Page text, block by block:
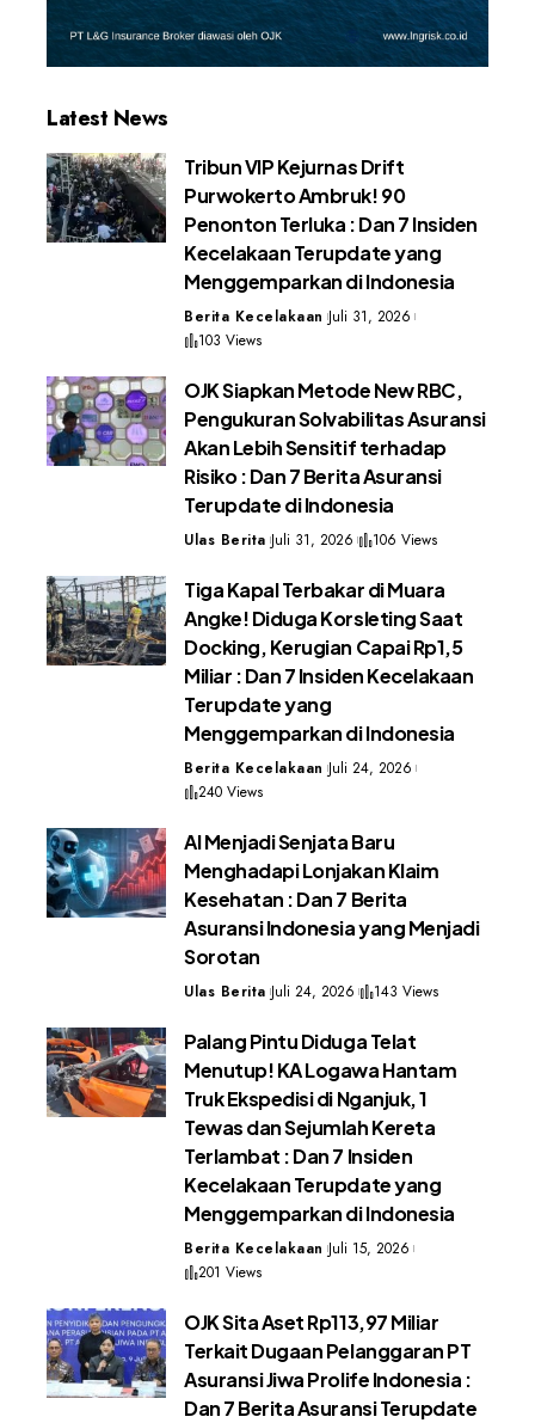
Latest News
Tribun VIP Kejurnas Drift
Purwokerto Ambruk! 90
Penonton Terluka : Dan 7 Insiden
Kecelakaan Terupdate yang
Menggemparkan di Indonesia
Berita Kecelakaan Juli 31, 2026
103 Views
OJK Siapkan Metode New RBC,
Pengukuran Solvabilitas Asuransi
Akan Lebih Sensitif terhadap
Risiko : Dan 7 Berita Asuransi
Terupdate di Indonesia
Ulas Berita Juli 31, 2026 106 Views
Tiga Kapal Terbakar di Muara
Angke! Diduga Korsleting Saat
Docking, Kerugian Capai Rp1,5
Miliar : Dan 7 Insiden Kecelakaan
Terupdate yang
Menggemparkan di Indonesia
Berita Kecelakaan Juli 24, 2026
240 Views
AI Menjadi Senjata Baru
Menghadapi Lonjakan Klaim
Kesehatan : Dan 7 Berita
Asuransi Indonesia yang Menjadi
Sorotan
Ulas Berita Juli 24, 2026 143 Views
Palang Pintu Diduga Telat
Menutup! KA Logawa Hantam
Truk Ekspedisi di Nganjuk, 1
Tewas dan Sejumlah Kereta
Terlambat : Dan 7 Insiden
Kecelakaan Terupdate yang
Menggemparkan di Indonesia
Berita Kecelakaan Juli 15, 2026
201 Views
OJK Sita Aset Rp113,97 Miliar
Terkait Dugaan Pelanggaran PT
Asuransi Jiwa Prolife Indonesia :
Dan 7 Berita Asuransi Terupdate